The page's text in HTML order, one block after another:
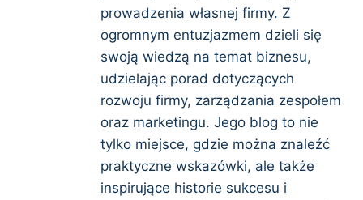
prowadzenia własnej firmy. Z
ogromnym entuzjazmem dzieli się
swoją wiedzą na temat biznesu,
udzielając porad dotyczących
rozwoju firmy, zarządzania zespołem
oraz marketingu. Jego blog to nie
tylko miejsce, gdzie można znaleźć
praktyczne wskazówki, ale także
inspirujące historie sukcesu i